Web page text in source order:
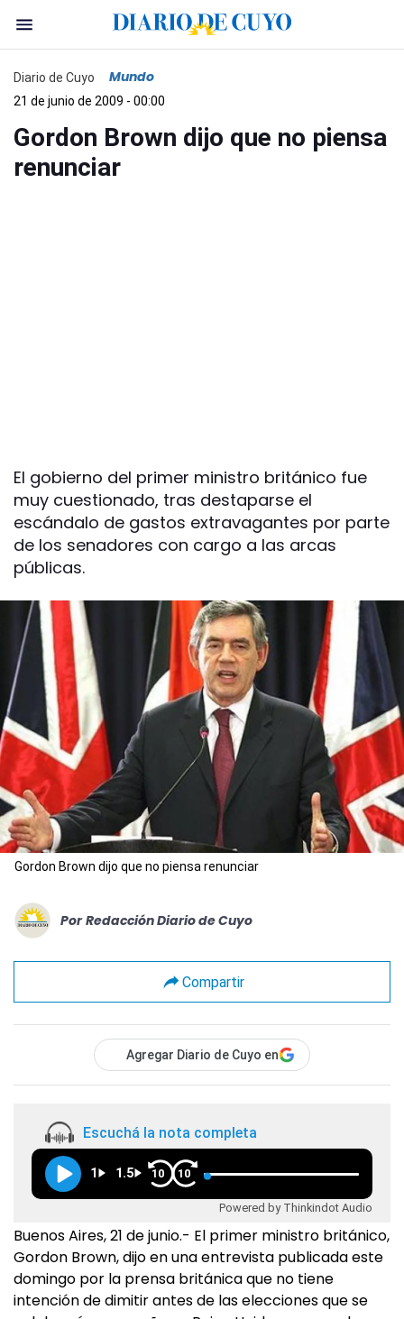
Diario de Cuyo Mundo
21 de junio de 2009 - 00:00
Gordon Brown dijo que no piensa
renunciar
El gobierno del primer ministro británico fue
muy cuestionado, tras destaparse el
escándalo de gastos extravagantes por parte
de los senadores con cargo a las arcas
públicas.
Gordon Brown dijo que no piensa renunciar
Por Redacción Diario de Cuyo
Compartir
Agregar Diario de Cuyo en
Escuchá la nota completa
1 1.5 10 10
Powered by Thinkindot Audio
Buenos Aires, 21 de junio.- El primer ministro británico,
Gordon Brown, dijo en una entrevista publicada este
domingo por la prensa británica que no tiene
intención de dimitir antes de las elecciones que se